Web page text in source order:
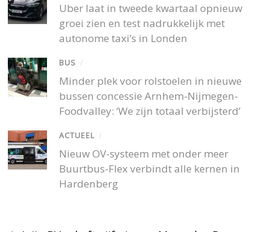
Uber laat in tweede kwartaal opnieuw
groei zien en test nadrukkelijk met
autonome taxi’s in Londen
BUS /
Minder plek voor rolstoelen in nieuwe
bussen concessie Arnhem-Nijmegen-
Foodvalley: ‘We zijn totaal verbijsterd’
ACTUEEL /
Nieuw OV-systeem met onder meer
Buurtbus-Flex verbindt alle kernen in
Hardenberg